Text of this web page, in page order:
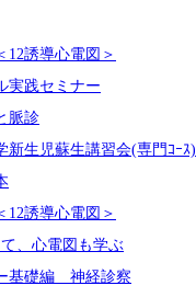
12誘導心電図＞
実践セミナー
脈診
生児蘇生講習会(専門ｺｰｽ)
12誘導心電図＞
、心電図も学ぶ
基礎編 神経診察